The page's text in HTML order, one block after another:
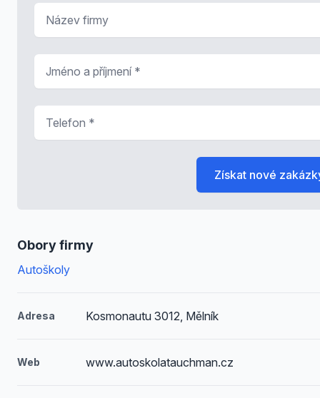
Obory firmy
Autoškoly
Adresa Kosmonautu 3012, Mělník
Web www.autoskolatauchman.cz
Získat nové